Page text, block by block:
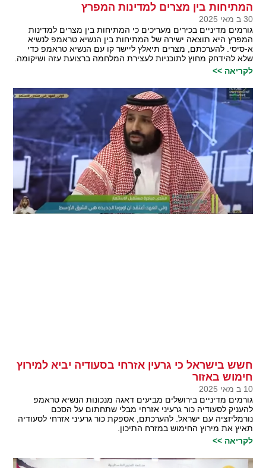
המתיחות בין מצרים למדינות המפרץ
30 ב מאי 2025
גורמים מדיניים בכירים מעריכים כי המתיחות בין מצרים למדינות
המפרץ היא תוצאה ישירה של המתיחות בין הנשיא טראמפ לנשיא
א-סיסי. להערכתם, מצרים תיאלץ ליישר קו עם הנשיא טראמפ כדי
שלא להידחק מחוץ לתוכניות לעצירת המלחמה ברצועת עזה ושיקומה.
לקריאה >>
חשש בישראל כי גרעין אזרחי בסעודיה יביא למירוץ
חימוש באזור
10 ב מאי 2025
גורמים מדיניים בירושלים מביעים דאגה מנכונות הנשיא טראמפ
להעניק לסעודיה כור גרעיני אזרחי מבלי שתחתום על הסכם
נורמליזציה עם ישראל. להערכתם, אספקת כור גרעיני אזרחי לסעודיה
תאיץ את מירוץ החימוש במזרח התיכון.
לקריאה >>